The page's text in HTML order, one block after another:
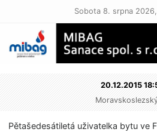
Sobota 8. srpna 2026,
20.12.2015
Pětašedesátiletá uživatelka bytu ve